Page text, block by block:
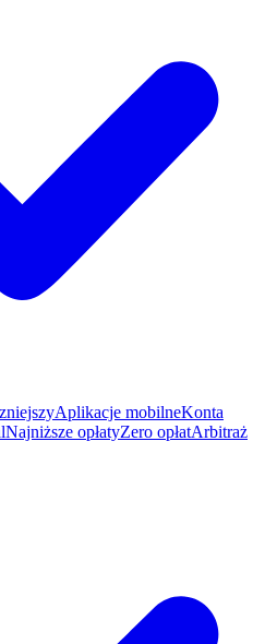
Aplikacje mobilneKonta
Najniższe opłatyZero opłatArbitraż